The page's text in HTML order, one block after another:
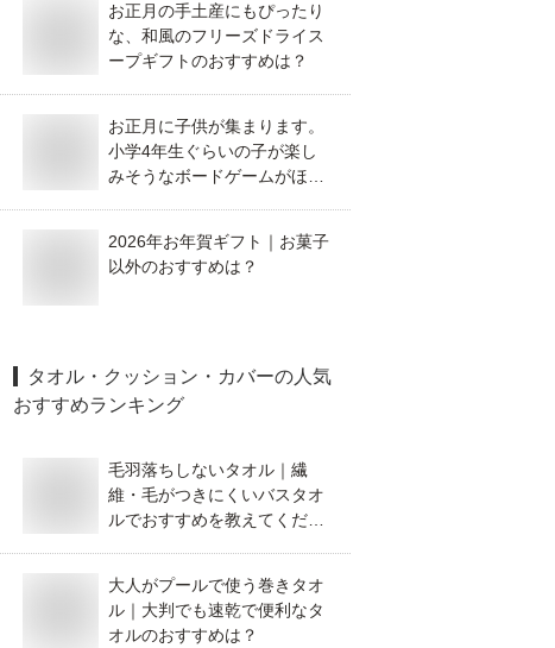
お正月の手土産にもぴったり
な、和風のフリーズドライス
ープギフトのおすすめは？
お正月に子供が集まります。
小学4年生ぐらいの子が楽し
みそうなボードゲームがほし
2026年お年賀ギフト｜お菓子
以外のおすすめは？
タオル・クッション・カバーの人気
おすすめランキング
毛羽落ちしないタオル｜繊
維・毛がつきにくいバスタオ
ルでおすすめを教えてくださ
大人がプールで使う巻きタオ
ル｜大判でも速乾で便利なタ
オルのおすすめは？